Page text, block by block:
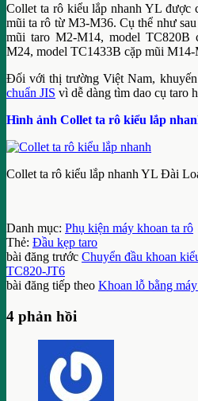
Collet ta rô kiểu lắp nhanh YL được
mũi ta rô từ M3-M36. Cụ thể như
mũi taro M2-M14, model TC820B
M24, model TC1433B cặp mũi M14-
Đối với thị trường Việt Nam,
chuẩn JIS vì dễ dàng tìm dao cụ taro
Hình ảnh Collet ta rô kiểu lắp
Collet ta rô kiểu lắp nhanh YL Đài
Danh mục: Phụ kiện máy khoan ta rô
Thẻ: Đầu kẹp taro
bài đăng trước Chuyển đầu khoan
TC820-JT6
bài đăng tiếp theo Khoan lỗ bằng
4 phản hồi